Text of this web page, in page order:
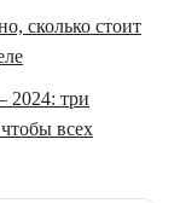
сколько стоит
три
всех